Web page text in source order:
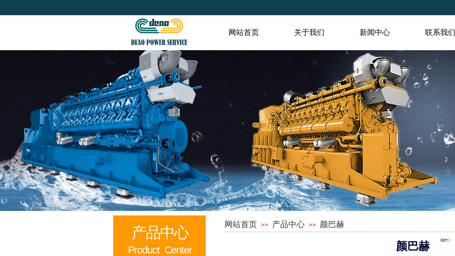
网站首页 关于我们 新闻中心 联系我们
成就客户/创造价值/为世界添彩
德奥环保科技有限公司
网站首页 >> 产品中心 >> 颜巴赫
产品中心
颜巴赫
Product Center